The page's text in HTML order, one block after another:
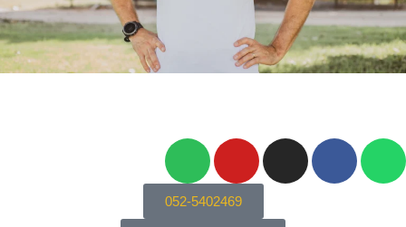
052-5402469